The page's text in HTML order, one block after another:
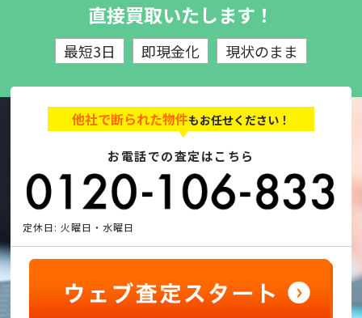
直接買取いたします！
最短3日 即現金化 現状のまま
他社で断られた物件もお任せください！
お電話での査定はこちら
定休日: 火曜日・水曜日